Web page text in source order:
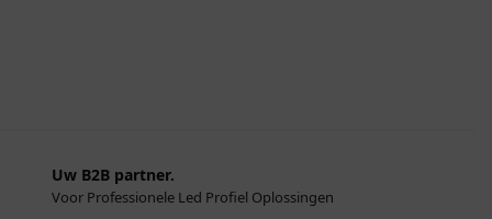
Uw B2B partner.
Voor Professionele Led Profiel Oplossingen